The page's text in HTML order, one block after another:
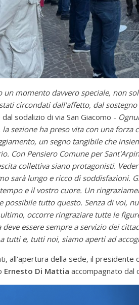
un momento davvero speciale, non
circondati dall'affetto, dal
sodalizio di via San Giacomo -
sezione ha preso vita con una forza
un segno tangibile che
Con Pensiero Comune per
collettiva siano protagonisti.
sarà lungo e ricco di soddisfazioni.
e il vostro cuore. Un
possibile tutto questo. Senza di voi,
occorre ringraziare tutte le
deve essere sempre a servizio dei
tutti e, tutti noi, siamo aperti ad
all'apertura della sede, il presidente
Ernesto Di Mattia accompagnato dal